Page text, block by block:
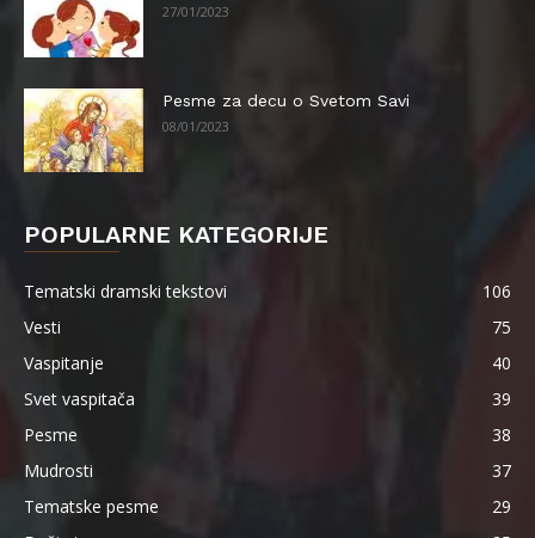
27/01/2023
Pesme za decu o Svetom Savi
08/01/2023
POPULARNE KATEGORIJE
Tematski dramski tekstovi
106
Vesti
75
Vaspitanje
40
Svet vaspitača
39
Pesme
38
Mudrosti
37
Tematske pesme
29